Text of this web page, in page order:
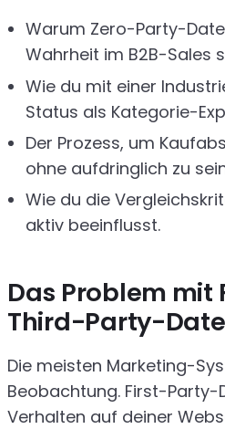
Warum Zero-Party-
Wahrheit im B2B-Sales
Wie du mit einer
Status als Kategorie-
Der Prozess, um
ohne aufdringlich zu
Wie du die
aktiv beeinflusst.
Das Problem mit
Third-Party-
Die meisten Marketing-
Beobachtung. First-
Verhalten auf deiner